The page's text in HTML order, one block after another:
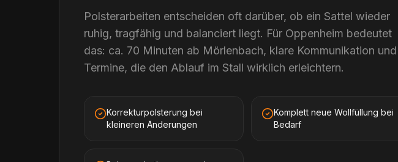
Polsterarbeiten entscheiden oft darüber, ob ein Sattel wieder
ruhig, tragfähig und balanciert liegt. Für Oppenheim bedeutet
das: ca. 70 Minuten ab Mörlenbach, klare Kommunikation und
Termine, die den Ablauf im Stall wirklich erleichtern.
Korrekturpolsterung bei
kleineren Änderungen
Komplett neue Wollfüllung bei
Bedarf